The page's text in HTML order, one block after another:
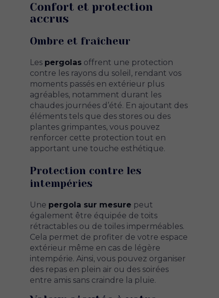
Confort et protection
accrus
Ombre et fraîcheur
Les pergolasoffrent une protection
contre les rayons du soleil, rendant vos
moments passés en extérieur plus
agréables, notamment durant les
chaudes journées d’été. En ajoutant des
éléments tels que des stores ou des
plantes grimpantes, vous pouvez
renforcer cette protection tout en
apportant une touche esthétique.
Protection contre les
intempéries
Une pergola sur mesure peut
également être équipée de toits
rétractables ou de toiles imperméables.
Cela permet de profiter de votre espace
extérieur même en cas de légère
intempérie. Ainsi, vous pouvez organiser
des repas en plein air ou des soirées
entre amis sans craindre la pluie.